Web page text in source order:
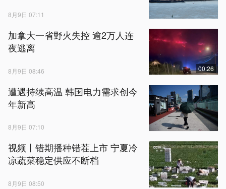
8月9日 07:11
加拿大一省野火失控 逾2万人连
夜逃离
8月9日 08:46 00:26
遭遇持续高温 韩国电力需求创今
年新高
8月9日 07:10
视频丨错期播种错茬上市 宁夏冷
凉蔬菜稳定供应不断档
8月9日 08:50